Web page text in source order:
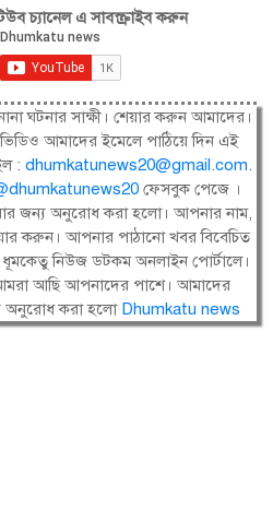
চ্যানেল এ সাবস্ক্রাইব করুন
ঘটনার সাক্ষী। শেয়ার করুন আমাদের।
আমাদের ইমেলে পাঠিয়ে দিন এই
: dhumkatunews20@gmail.com.
ফেসবুক পেজে ।
জন্য অনুরোধ করা হলো। আপনার নাম,
করুন। আপনার পাঠানো খবর বিবেচিত
নিউজ ডটকম অনলাইন পোর্টালে।
আমরা আছি আপনাদের পাশে। আমাদের
অনুরোধ করা হলো Dhumkatu news